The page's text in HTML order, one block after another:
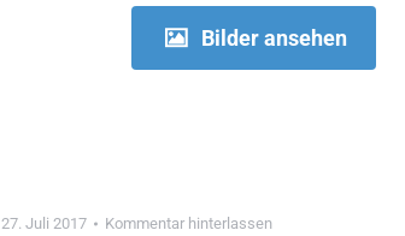
Bilder ansehen
27. Juli 2017 Kommentar hinterlassen